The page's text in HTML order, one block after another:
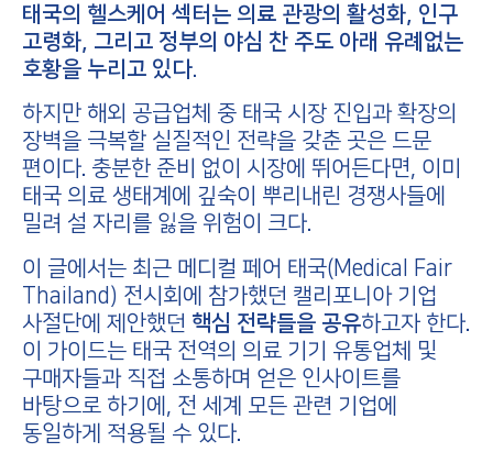
태국의 헬스케어 섹터는 의료 관광의 활성화, 인구
고령화, 그리고 정부의 야심 찬 주도 아래 유례없는
호황을 누리고 있다.
하지만 해외 공급업체 중 태국 시장 진입과 확장의
장벽을 극복할 실질적인 전략을 갖춘 곳은 드문
편이다. 충분한 준비 없이 시장에 뛰어든다면, 이미
태국 의료 생태계에 깊숙이 뿌리내린 경쟁사들에
밀려 설 자리를 잃을 위험이 크다.
이 글에서는 최근 메디컬 페어 태국(Medical Fair
Thailand) 전시회에 참가했던 캘리포니아 기업
사절단에 제안했던 핵심 전략들을 공유하고자 한다.
이 가이드는 태국 전역의 의료 기기 유통업체 및
구매자들과 직접 소통하며 얻은 인사이트를
바탕으로 하기에, 전 세계 모든 관련 기업에
동일하게 적용될 수 있다.